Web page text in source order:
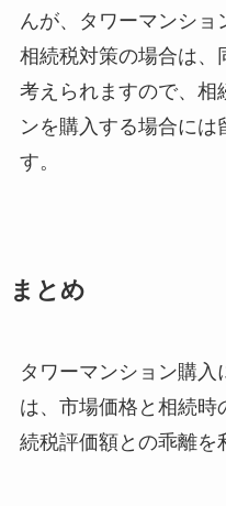
んが、タワーマンショ
相続税対策の場合は、
考えられますので、相
ンを購入する場合には
す。
まとめ
タワーマンション購
は、市場価格と相続時
続税評価額との乖離を